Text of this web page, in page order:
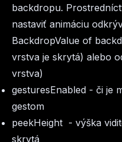
backdropu.
nastaviť animáciu
BackdropValue of
vrstva je skrytá) alebo
vrstva)
gesturesEnabled - či je
gestom
peekHeight - výška
skrytá